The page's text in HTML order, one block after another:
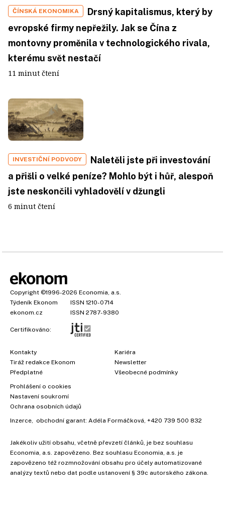
ČÍNSKÁ EKONOMIKA
Drsný kapitalismus, který by
evropské firmy nepřežily. Jak se Čína z
montovny proměnila v technologického rivala,
kterému svět nestačí
11 minut čtení
INVESTIČNÍ PODVODY
Naletěli jste při investování
a přišli o velké peníze? Mohlo být i hůř, alespoň
jste neskončili vyhladovělí v džungli
6 minut čtení
Copyright ©1996-2026 Economia, a.s.
Týdeník Ekonom
ISSN 1210-0714
ekonom.cz
ISSN 2787-9380
Certifikováno:
Kontakty
Tiráž redakce Ekonom
Předplatné
Kariéra
Newsletter
Všeobecné podmínky
Prohlášení o cookies
Nastavení soukromí
Ochrana osobních údajů
Inzerce, obchodní garant: Adéla Formáčková, +420 739 500 832
Jakékoliv užití obsahu, včetně převzetí článků, je bez souhlasu
Economia, a.s. zapovězeno. Bez souhlasu Economia, a.s. je
zapovězeno též rozmnožování obsahu pro účely automatizované
analýzy textů nebo dat podle ustanovení § 39c autorského zákona.